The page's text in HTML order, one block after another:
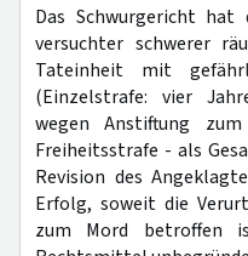
Das Schwurgericht hat
versuchter schwerer
Tateinheit mit
(Einzelstrafe: vier
wegen Anstiftung
Freiheitsstrafe - als
Revision des
Erfolg, soweit die
zum Mord betroffen